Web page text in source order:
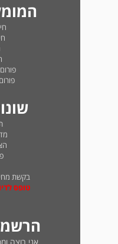
בקשת
טופס